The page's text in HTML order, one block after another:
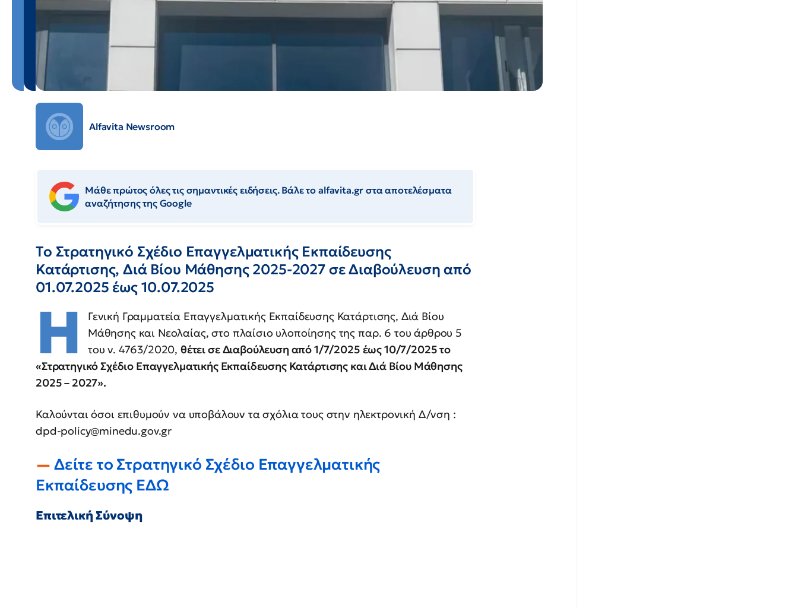
Alfavita Newsroom
Μάθε πρώτος όλες τις σημαντικές ειδήσεις. Βάλε το alfavita.gr στα αποτελέσματα
αναζήτησης της Google
Το Στρατηγικό Σχέδιο Επαγγελματικής Εκπαίδευσης
Κατάρτισης, Διά Βίου Μάθησης 2025-2027 σε Διαβούλευση από
01.07.2025 έως 10.07.2025
Η
Γενική Γραμματεία Επαγγελματικής Εκπαίδευσης Κατάρτισης, Διά Βίου
Μάθησης και Νεολαίας, στο πλαίσιο υλοποίησης της παρ. 6 του άρθρου 5
του ν. 4763/2020, θέτει σε Διαβούλευση από 1/7/2025 έως 10/7/2025 το
«Στρατηγικό Σχέδιο Επαγγελματικής Εκπαίδευσης Κατάρτισης και Διά Βίου Μάθησης
2025 – 2027».
Καλούνται όσοι επιθυμούν να υποβάλουν τα σχόλια τους στην ηλεκτρονική Δ/νση :
dpd-policy@minedu.gov.gr
Δείτε το Στρατηγικό Σχέδιο Επαγγελματικής
Εκπαίδευσης ΕΔΩ
Επιτελική Σύνοψη